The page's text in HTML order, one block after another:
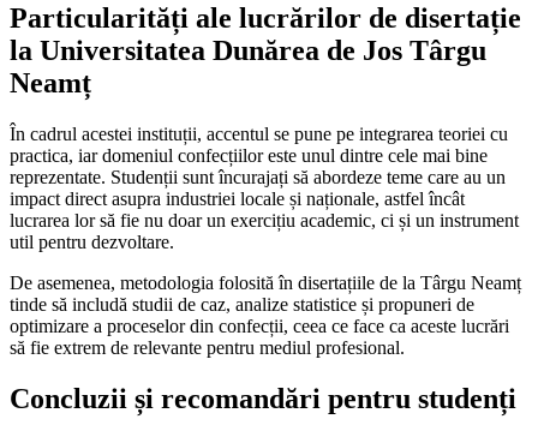
Particularități ale lucrărilor de disertație
la Universitatea Dunărea de Jos Târgu
Neamț
În cadrul acestei instituții, accentul se pune pe integrarea teoriei cu
practica, iar domeniul confecțiilor este unul dintre cele mai bine
reprezentate. Studenții sunt încurajați să abordeze teme care au un
impact direct asupra industriei locale și naționale, astfel încât
lucrarea lor să fie nu doar un exercițiu academic, ci și un instrument
util pentru dezvoltare.
De asemenea, metodologia folosită în disertațiile de la Târgu Neamț
tinde să includă studii de caz, analize statistice și propuneri de
optimizare a proceselor din confecții, ceea ce face ca aceste lucrări
să fie extrem de relevante pentru mediul profesional.
Concluzii și recomandări pentru studenți